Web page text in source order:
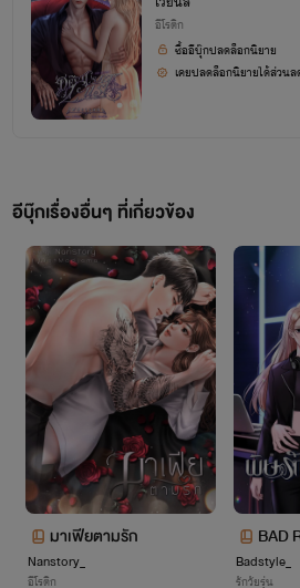
นิยายทุกเรื่องกลั่นกรองออกมาจาก
ลิขสิทธิ์ทุกเรื่องหากพบเห็นการ
ทั้งหมดหรือน้อยนิด เวย์จะดำเนิน
อย่าคิดว่าไม่กล้าเอา
อีโรติก
ซื้ออีบุ๊กปลดล็อกนิยาย
เคยปลดล็อกนิยายได้ส่วน
อีบุ๊กเรื่องอื่นๆ ที่เกี่ยวข้อง
มาเฟียตามรัก
Nanstory_
อีโรติก
BAD
ษรักค
Badstyle_
รักวัยรุ่น